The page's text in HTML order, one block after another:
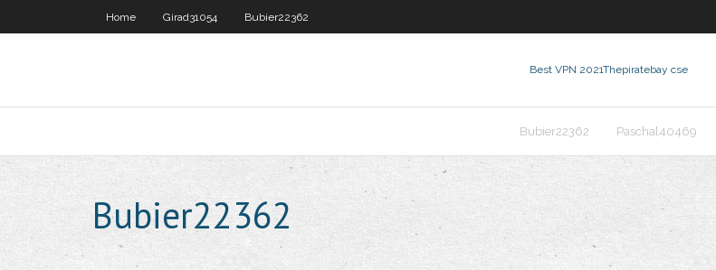
Home Girad31054 Bubier22362
Best VPN 2021Thepiratebay cse
Bubier22362 Paschal40469
Bubier22362